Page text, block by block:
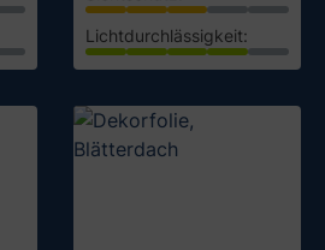
Lichtdurchlässigkeit:
Muster testen